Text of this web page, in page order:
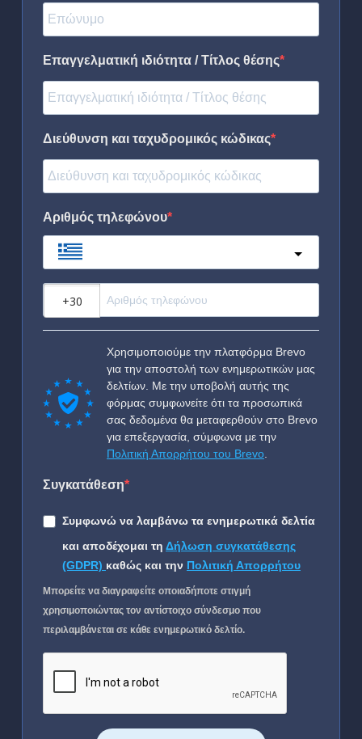
Επαγγελματική ιδιότητα / Τίτλος θέσης
Διεύθυνση και ταχυδρομικός κώδικας
Αριθμός τηλεφώνου
Χρησιμοποιούμε την πλατφόρμα Brevo
για την αποστολή των ενημερωτικών μας
δελτίων. Με την υποβολή αυτής της
φόρμας συμφωνείτε ότι τα προσωπικά
σας δεδομένα θα μεταφερθούν στο Brevo
για επεξεργασία, σύμφωνα με την
Πολιτική Απορρήτου του Brevo
Συγκατάθεση
Συμφωνώ να λαμβάνω τα ενημερωτικά δελτία
και αποδέχομαι τη Δήλωση συγκατάθεσης
(GDPR) καθώς και την Πολιτική Απορρήτου
Μπορείτε να διαγραφείτε οποιαδήποτε στιγμή
χρησιμοποιώντας τον αντίστοιχο σύνδεσμο που
περιλαμβάνεται σε κάθε ενημερωτικό δελτίο.